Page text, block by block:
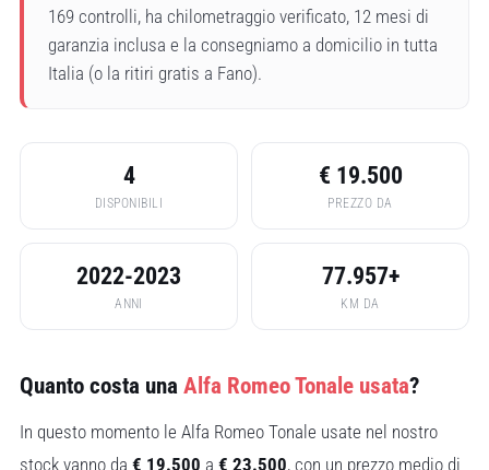
169 controlli, ha chilometraggio verificato, 12 mesi di
garanzia inclusa e la consegniamo a domicilio in tutta
Italia (o la ritiri gratis a Fano).
4
DISPONIBILI
€ 19.500
PREZZO DA
2022-2023
ANNI
77.957+
KM DA
Quanto costa una Alfa Romeo Tonale usata?
In questo momento le Alfa Romeo Tonale usate nel nostro
stock vanno da € 19.500 a € 23.500, con un prezzo medio di